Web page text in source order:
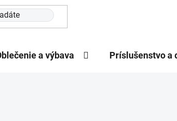
a výbava Príslušenstvo a